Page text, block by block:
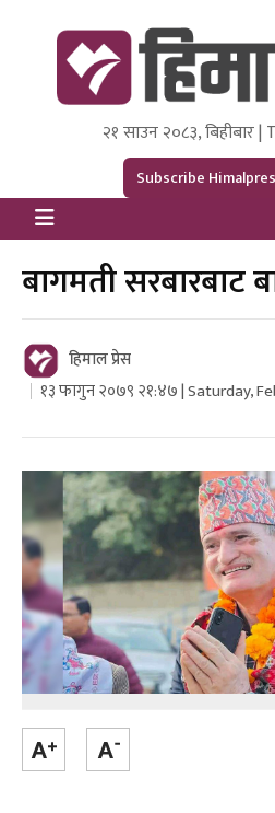
Himal Press
Dot NewsyNepal Media and
२१ साउन २०८३, बिहीबार
Subscribe
बागमती सरबारबाट
हिमाल प्रेस
१३ फागुन २०७९ २१:४७ | Saturday,